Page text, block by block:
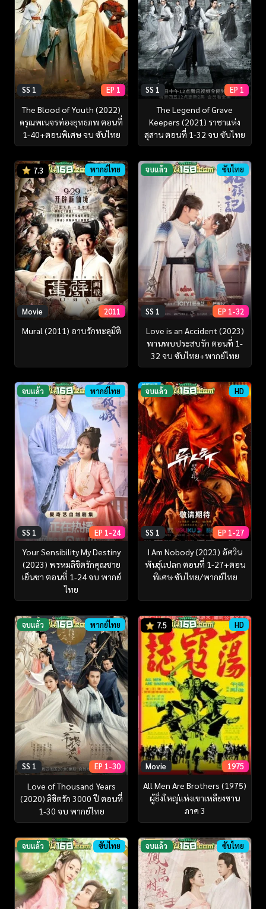
SS 1 EP 1
The Blood of Youth (2022)
ดรุณพเนจรท่องยุทธภพ ตอนที่
1-40+ตอนพิเศษ จบ ซับไทย
SS 1 EP 1
The Legend of Grave
Keepers (2021) ราชาแห่ง
สุสาน ตอนที่ 1-32 จบ ซับไทย
7.3 พากย์ไทย
Movie 2011
Mural (2011) อาบรักทะลุมิติ
จบแล้ว ซับไทย
SS 1 EP 1-32
Love is an Accident (2023)
พานพบประสบรัก ตอนที่ 1-
32 จบ ซับไทย+พากย์ไทย
จบแล้ว พากย์ไทย
SS 1 EP 1-24
Your Sensibility My Destiny
(2023) พรหมลิขิตรักคุณชาย
เย็นชา ตอนที่ 1-24 จบ พากย์
ไทย
จบแล้ว HD
SS 1 EP 1-27
I Am Nobody (2023) อัศวิน
พันธุ์แปลก ตอนที่ 1-27+ตอน
พิเศษ ซับไทย/พากย์ไทย
จบแล้ว พากย์ไทย
SS 1 EP 1-30
Love of Thousand Years
(2020) ลิขิตรัก 3000 ปี ตอนที่
1-30 จบ พากย์ไทย
7.5 HD
Movie 1975
All Men Are Brothers (1975)
ผู้ยิ่งใหญ่แห่งเขาเหลียงซาน
ภาค 3
จบแล้ว ซับไทย จบแล้ว ซับไทย